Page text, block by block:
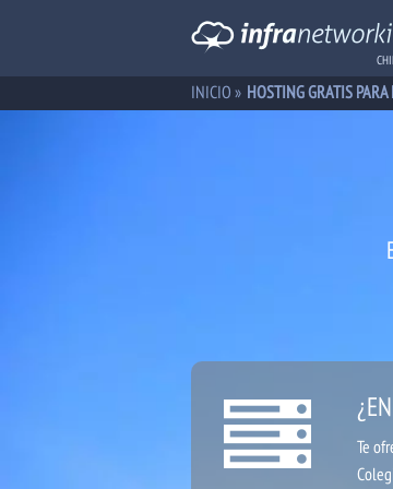
INICIO » HOSTING GRATIS
Te